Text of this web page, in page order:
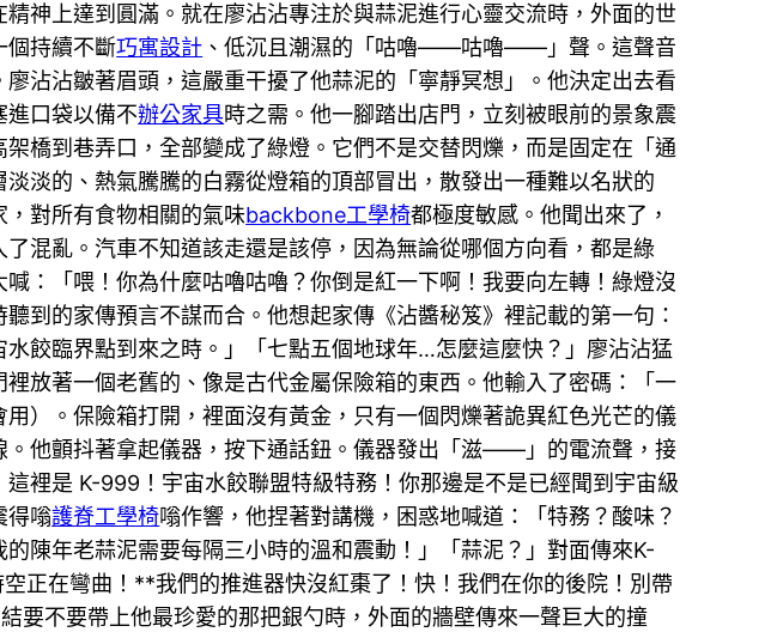
神上達到圓滿。就在廖沾沾專注於與蒜泥進行心靈交流時，外面的世
個持續不斷巧寓設計 、低沉且潮濕的「咕嚕——咕嚕——」聲。這聲音
沾沾皺著眉頭，這嚴重干擾了他蒜泥的「寧靜冥想」。他決定出去看
進口袋以備不辦公家具時之需。他一腳踏出店門，立刻被眼前的景象震
橋到巷弄口，全部變成了綠燈。它們不是交替閃爍，而是固定在「通
淡的、熱氣騰騰的白霧從燈箱的頂部冒出，散發出一種難以名狀的
對所有食物相關的氣味backbone工學椅都極度敏感。他聞出來了，
混亂。汽車不知道該走還是該停，因為無論從哪個方向看，都是綠
：「喂！你為什麼咕嚕咕嚕？你倒是紅一下啊！我要向左轉！綠燈沒
到的家傳預言不謀而合。他想起家傳《沾醬秘笈》裡記載的第一句：
餃臨界點到來之時。」「七點五個地球年…怎麼這麼快？」廖沾沾猛
裡放著一個老舊的、像是古代金屬保險箱的東西。他輸入了密碼：「一
）。保險箱打開，裡面沒有黃金，只有一個閃爍著詭異紅色光芒的儀
他顫抖著拿起儀器，按下通話鈕。儀器發出「滋——」的電流聲，接
裡是 K-999！宇宙水餃聯盟特級特務！你那邊是不是已經聞到宇宙級
得嗡護脊工學椅嗡作響，他捏著對講機，困惑地喊道：「特務？酸味？
陳年老蒜泥需要每隔三小時的溫和震動！」「蒜泥？」對面傳來K-
正在彎曲！**我們的推進器快沒紅棗了！快！我們在你的後院！別帶
要不要帶上他最珍愛的那把銀勺時，外面的牆壁傳來一聲巨大的撞